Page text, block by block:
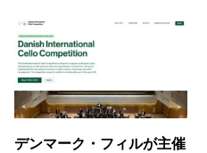
デンマーク・フィルが主催